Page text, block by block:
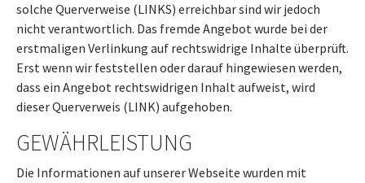
solche Querverweise (LINKS) erreichbar sind wir jedoch
nicht verantwortlich. Das fremde Angebot wurde bei der
erstmaligen Verlinkung auf rechtswidrige Inhalte überprüft.
Erst wenn wir feststellen oder darauf hingewiesen werden,
dass ein Angebot rechtswidrigen Inhalt aufweist, wird
dieser Querverweis (LINK) aufgehoben.
GEWÄHRLEISTUNG
Die Informationen auf unserer Webseite wurden mit